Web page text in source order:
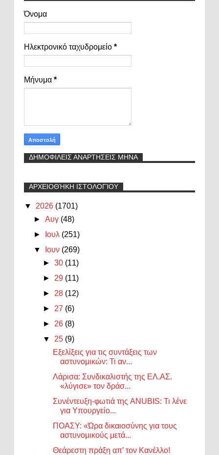
Όνομα
Ηλεκτρονικό ταχυδρομείο *
Μήνυμα *
ΔΗΜΟΦΙΛΕΙΣ ΑΝΑΡΤΗΣΕΙΣ ΜΗΝΑ
ΑΡΧΕΙΟΘΉΚΗ ΙΣΤΟΛΟΓΊΟΥ
▼ 2026 (1701)
►Αυγ (48)
►
Ιουλ (251)
▼
Ιουν (269)
►30 (11)
►29 (11)
►28 (12)
►27 (6)
►26 (8)
▼25 (9)
Εξελίξεις για τις συντάξεις των
αστυνομικών: Τι αν...
Λάρισα: Συνδικαλιστής της ΕΛ.ΑΣ.
«λύγισε» τον δράσ...
Συνέντευξη-φωτιά της ANUBIS: Τι λένε
για Υπουργείο...
ΠΟΑΣΥ: «Ώρα δικαιοσύνης για τους
αστυνομικούς μετά...
Θεάρεστη πράξη απ’ τον Κανέλλο!